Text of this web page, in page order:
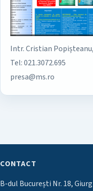
Intr. Cristian
Tel: 021.3072.695
presa@ms.ro
CONTACT
B-dul București Nr. 18,